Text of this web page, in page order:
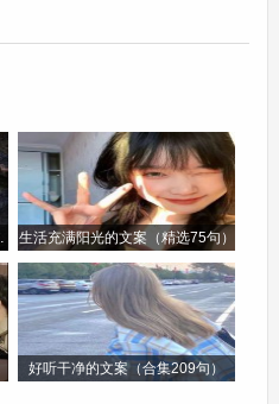
去公园野餐。我们带着美
野餐布。妈妈准备的三明
给大家倒果汁。我躺在草
句） 生活充满阳光的文案（精选75句）
好听干净的文案（合集209句）